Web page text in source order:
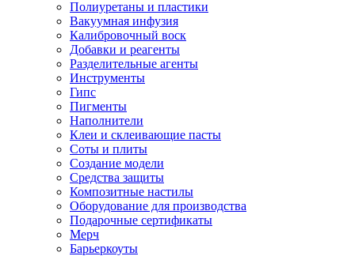
Полиуретаны и пластики
Вакуумная инфузия
Калибровочный воск
Добавки и реагенты
Разделительные агенты
Инструменты
Гипс
Пигменты
Наполнители
Клеи и склеивающие пасты
Соты и плиты
Создание модели
Средства защиты
Композитные настилы
Оборудование для производства
Подарочные сертификаты
Мерч
Барьеркоуты